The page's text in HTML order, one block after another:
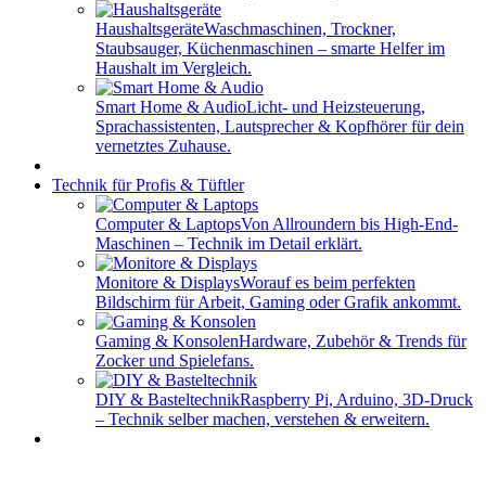
HaushaltsgeräteWaschmaschinen, Trockner,
Staubsauger, Küchenmaschinen – smarte Helfer im
Haushalt im Vergleich.
Smart Home & AudioLicht- und Heizsteuerung,
Sprachassistenten, Lautsprecher & Kopfhörer für dein
vernetztes Zuhause.
Technik für Profis & Tüftler
Computer & LaptopsVon Allroundern bis High-End-
Maschinen – Technik im Detail erklärt.
Monitore & DisplaysWorauf es beim perfekten
Bildschirm für Arbeit, Gaming oder Grafik ankommt.
Gaming & KonsolenHardware, Zubehör & Trends für
Zocker und Spielefans.
DIY & BasteltechnikRaspberry Pi, Arduino, 3D-Druck
– Technik selber machen, verstehen & erweitern.